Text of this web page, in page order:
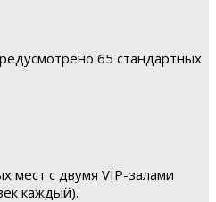
65 стандартных
мест с двумя VIP-залами
каждый).